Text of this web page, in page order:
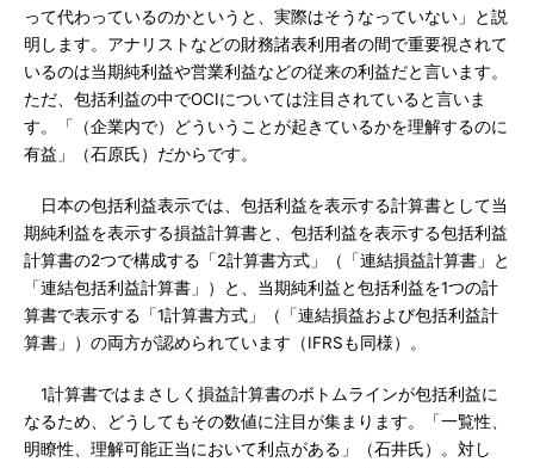
って代わっているのかというと、実際はそうなっていない」と説
明します。アナリストなどの財務諸表利用者の間で重要視されて
いるのは当期純利益や営業利益などの従来の利益だと言います。
ただ、包括利益の中でOCIについては注目されていると言いま
す。「（企業内で）どういうことが起きているかを理解するのに
有益」（石原氏）だからです。
日本の包括利益表示では、包括利益を表示する計算書として当
期純利益を表示する損益計算書と、包括利益を表示する包括利益
計算書の2つで構成する「2計算書方式」（「連結損益計算書」と
「連結包括利益計算書」）と、当期純利益と包括利益を1つの計
算書で表示する「1計算書方式」（「連結損益および包括利益計
算書」）の両方が認められています（IFRSも同様）。
1計算書ではまさしく損益計算書のボトムラインが包括利益に
なるため、どうしてもその数値に注目が集まります。「一覧性、
明瞭性、理解可能正当において利点がある」（石井氏）。対し